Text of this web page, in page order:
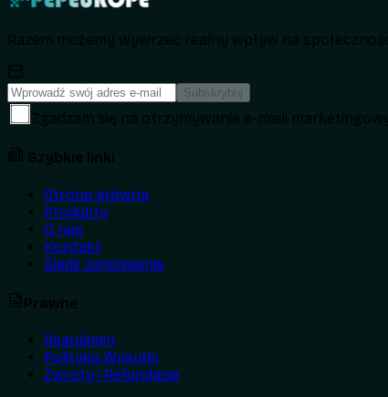
Subskrybuj
Strona główna
Produkty
O nas
Kontakt
Śledź zamówienie
Regulamin
Polityka Wysyłki
Zwroty i Refundacje